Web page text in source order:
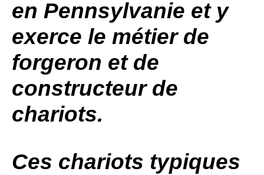
en Pennsylvanie et y
exerce le métier de
forgeron et de
constructeur de
chariots.
Ces chariots typiques